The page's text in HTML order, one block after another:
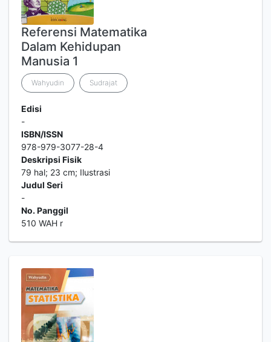
Referensi Matematika
Dalam Kehidupan
Manusia 1
Wahyudin Sudrajat
Edisi
-
ISBN/ISSN
978-979-3077-28-4
Deskripsi Fisik
79 hal; 23 cm; Ilustrasi
Judul Seri
-
No. Panggil
510 WAH r